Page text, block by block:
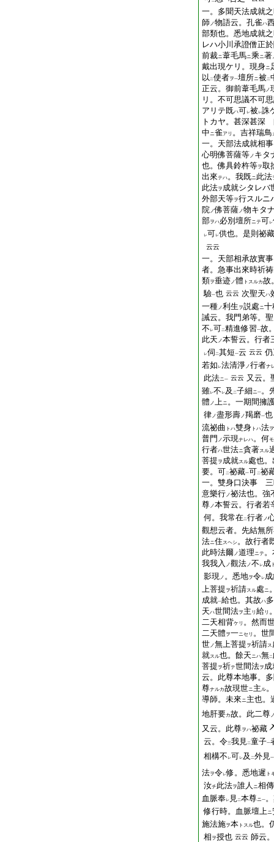
一。多聞天法成就
師ノ物語云。孔雀ハ
部類也。悉地成就
レハ小川承證僧正
前裁ニ葦毛馬ニ乘ニ著
戴出現ケリ。現身ニ
以 二使者ヲ一壇所ニ被 二
正云。御前葦毛馬ノ
リ。不可思議不可
アリテ既ハ可レ被 レ誅
トカヤ。甚深甚深
中ニ雀 アリ 。吉祥瑞鳥
一。天部法成就相
心明佛菩薩等ノ キタ
也。佛具鈴杵等ヲ取
出來テハ。我既ニ此法
此法ヲ 成就シタレバ
外部天等ヲ行スルニ
院ノ佛菩薩ノ物キタ
部ヲハ必別壇所ニテ可レ
レ可レ供也。是則祕
云云
一。天部相承故實
者。急事出來時祈祷
類ヲ垂迹ノ體 トスルカ故
驗一也 云云 次聖天ハ
一種ノ利生 ヲ説處ニ十
誡云。我門弟等。
不 レ可二精進修習一故
此天 ノ本誓云。行者
レ伺 二其短一云 云云
若如 レ法清淨ノ行者ナ
此法ニ一 云云 又云。
雖レ不 レ及 二子細ニ一。
體 ノ上ニ。一期間擁
律ノ盡形壽ノ羯磨一也
流祕曲 トハ雙身 トハ法ヲ
普門 ノ示現ナレハ。何モ
行者ハ世法ニ貪著スル
菩提 ヲ 成就スル處也
要。可二祕藏一可二祕
一。雙身口決事 三
意樂行ノ祕法也。強
尊ノ本誓云。行者若
何。我常在二行者ノ
觀想云者。先結無
法ニ住 スヘシ。故行者
此時法爾 ノ道理ニテ
我我入 ノ觀法ノ不 レ成
影現ノ 。悉地ヲ令レ
上菩提 ヲ祈請スル處ニ
成就一給也。其故ハ
天ハ世間法ヲ 主 リ 給 リ
二天相背ケリ 。然而
二天體 ヲ一ニセリ 。世
世ノ無上菩提 ヲ祈請ス
就スル也。餘天ニハ無二
菩提 ヲ祈テ世間法ヲ 成
云。此尊本地事。
尊ナルカ故現世ニ主ル
導師。未來ニ主也。
地肝要カ故。此二尊
又云。此尊ヲハ祕藏
云。令三我見二童子一
相構不 レ可レ及 二外見一
法ヲ令レ修。悉地遲 ト
汝チ此法ヲ誰人 ニ相傳
血脈奉レ 見二本尊ニ一
修行時。血脈壇上ニ
施法施ヲ本 トスル也。
相 ヲ授也 云云 師云